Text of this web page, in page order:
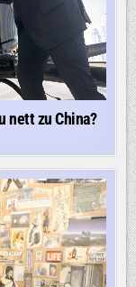
nett zu China?